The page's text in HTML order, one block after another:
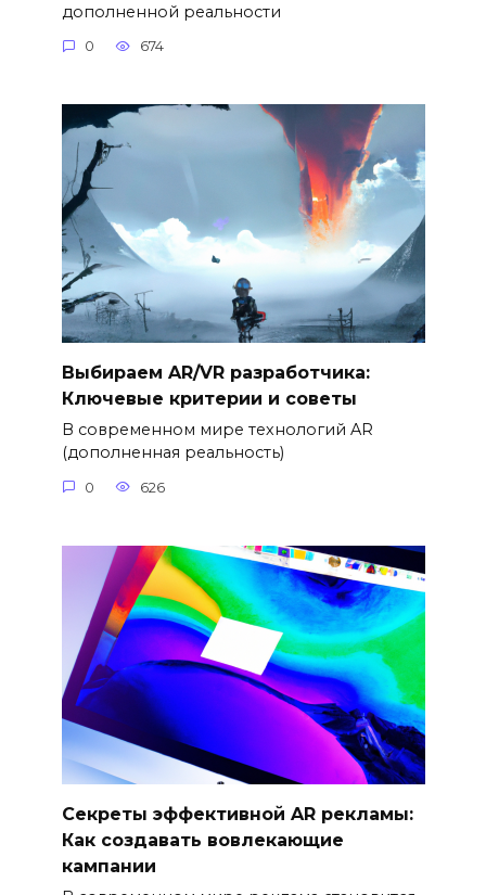
дополненной реальности
0 674
Выбираем AR/VR разработчика:
Ключевые критерии и советы
В современном мире технологий AR
(дополненная реальность)
0 626
Секреты эффективной AR рекламы:
Как создавать вовлекающие
кампании